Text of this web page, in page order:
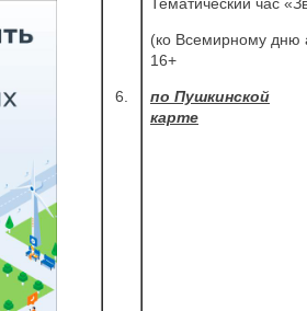
6.
(ко Всемирному дню
16+
по Пушкинской
карте